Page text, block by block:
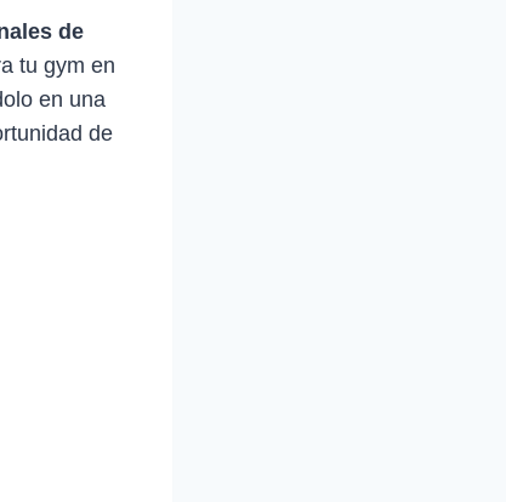
de
tu gym en
en una
de